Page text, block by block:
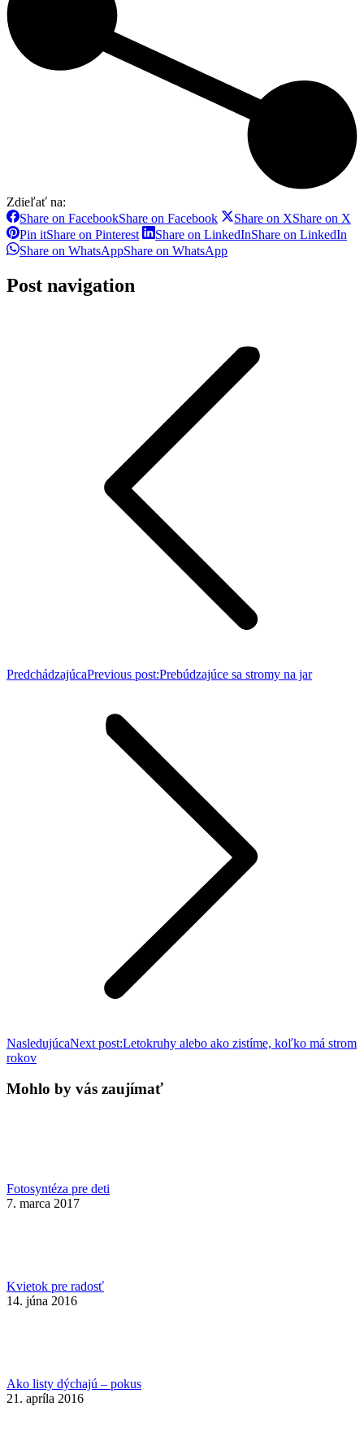
Zdieľať na:
Share on FacebookShare on Facebook Share on XShare on X
Pin itShare on Pinterest Share on LinkedInShare on LinkedIn
Share on WhatsAppShare on WhatsApp
Post navigation
PredchádzajúcaPrevious post:Prebúdzajúce sa stromy na jar
NasledujúcaNext post:Letokruhy alebo ako zistíme, koľko má strom
rokov
Mohlo by vás zaujímať
Fotosyntéza pre deti
7. marca 2017
Kvietok pre radosť
14. júna 2016
Ako listy dýchajú – pokus
21. apríla 2016